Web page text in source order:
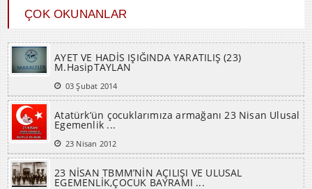
ÇOK OKUNANLAR
AYET VE HADİS IŞIĞINDA YARATILIŞ (23)
M.HasipTAYLAN
Atatürk’ün çocuklarımıza armağanı 23 Nisan Ulusal
Egemenlik ...
23 NİSAN TBMM’NİN AÇILIŞI VE ULUSAL
EGEMENLİK,ÇOCUK BAYRAMI ...